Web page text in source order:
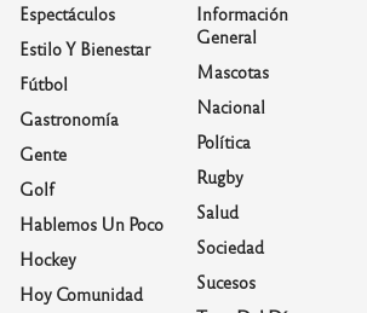
Espectáculos
Estilo Y Bienestar
Fútbol
Gastronomía
Gente
Golf
Hablemos Un Poco
Hockey
Hoy Comunidad
Información
General
Mascotas
Nacional
Política
Rugby
Salud
Sociedad
Sucesos